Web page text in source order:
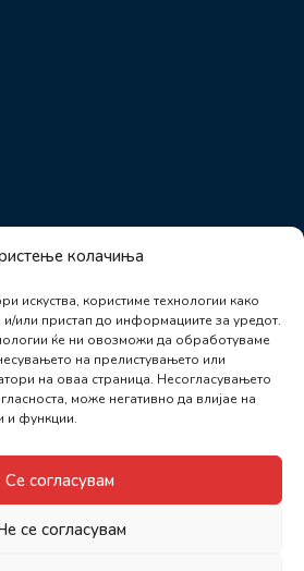
колачиња
искуства, користиме технологии како
или пристап до информациите за уредот.
ќе ни овозможи да обработуваме
на прелистувањето или
на оваа страница. Несогласувањето
може негативно да влијае на
и функции.
Се согласувам
се согласувам